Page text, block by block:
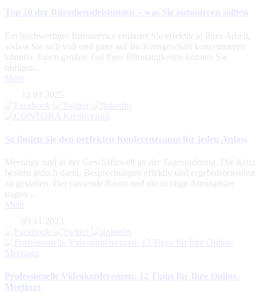
Top 10 der Bürodienstleistungen – was Sie outsourcen sollten
Ein hochwertiger Büroservice entlastet Sie effektiv in Ihrer Arbeit,
sodass Sie sich voll und ganz auf Ihr Kerngeschäft konzentrieren
können. Einen großen Teil Ihrer Bürotätigkeiten können Sie
übrigen...
Mehr
12.03.2025
So finden Sie den perfekten Konferenzraum für jeden Anlass
Meetings sind in der Geschäftswelt an der Tagesordnung. Die Krux
besteht jedoch darin, Besprechungen effektiv und ergebnisorientiert
zu gestalten. Der passende Raum und die richtige Atmosphäre
tragen ...
Mehr
09.11.2023
Professionelle Videokonferenzen: 12 Tipps für Ihre Online-
Meetings